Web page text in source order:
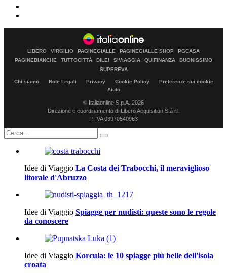
LIBERO VIRGILIO PAGINEGIALLE PAGINEGIALLE SHOP
PGCASA
PAGINEBIANCHE
TUTTOCITTÀ DILEI SIVIAGGIA QUIFINANZA
BUONISSIMO
SUPEREVA
Chi siamo Note Legali Privacy Cookie Policy
Preferenze sui cookie
Aiuto
© Italiaonline S.p.A. 2026
Direzione e coordinamento di Libero Acquisition S.á r.l.
P. IVA 03970540963
Idee di Viaggio La Costa dei Trabocchi, il meraviglioso
litorale d'Abruzzo
Idee di Viaggio Spiagge per nudisti: queste sono le regole
da conoscere
Idee di Viaggio Korcula: le 10 spiagge più belle dell'isola
croata